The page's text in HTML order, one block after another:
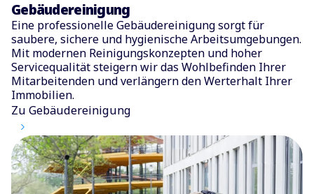
Gebäudereinigung
Eine professionelle Gebäudereinigung sorgt für
saubere, sichere und hygienische Arbeitsumgebungen.
Mit modernen Reinigungskonzepten und hoher
Servicequalität steigern wir das Wohlbefinden Ihrer
Mitarbeitenden und verlängern den Werterhalt Ihrer
Immobilien.
Zu Gebäudereinigung